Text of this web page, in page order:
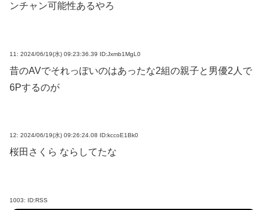
ンチャン可能性あるやろ
11: 2024/06/19(水) 09:23:36.39 ID:Jxmb1MgL0
昔のAVでそれっぽいのはあったな2組の親子と男優2人で
6Pするのが
12: 2024/06/19(水) 09:26:24.08 ID:kccoE1Bk0
桜田さくら ならしてたな
1003: ID:RSS